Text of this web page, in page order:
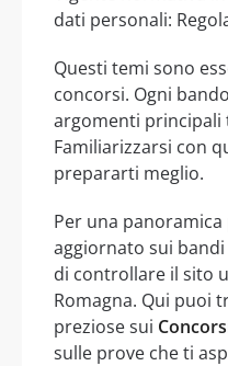
dati personali:
Questi temi sono
concorsi. Ogni
argomenti principali
Familiarizzarsi con
prepararti meglio.
Per una
aggiornato sui
di controllare il sito
Romagna. Qui puoi
preziose sui
sulle prove che ti